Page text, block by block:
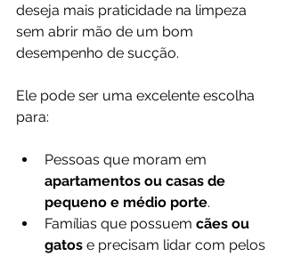
deseja mais praticidade na limpeza
sem abrir mão de um bom
desempenho de sucção.
Ele pode ser uma excelente escolha
para:
Pessoas que moram em
apartamentos ou casas de
pequeno e médio porte.
Famílias que possuem cães ou
gatos e precisam lidar com pelos